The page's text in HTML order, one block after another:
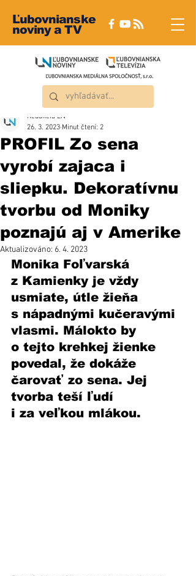
Ľubovnianske
noviny a TV
PROFIL Zo sena
vyrobí zajaca i
sliepku. Dekoratívnu
tvorbu od Moniky
poznajú aj v Amerike
Redakcia ĽN
26. 3. 2023 Minut čtení: 2
Aktualizováno: 6. 4. 2023
Monika Foľvarská
z Kamienky je vždy
usmiate, útle žieňa
s nápadnými kučeravými
vlasmi. Málokto by
o tejto krehkej žienke
povedal, že dokáže
čarovať zo sena. Jej
tvorba teší ľudí
i za veľkou mlákou.